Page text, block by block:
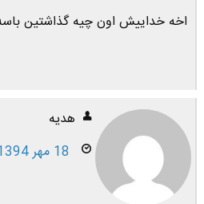
اخه خداییش اون چیه گذاشتین
هديه
18 مهر 1394